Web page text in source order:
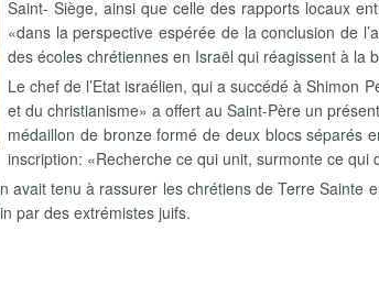
Saint- Siège, ainsi que celle des rapports locaux
«dans la perspective espérée de la conclusion de
des écoles chrétiennes en Israël qui réagissent à la
Le chef de l’Etat israélien, qui a succédé à Shimon
et du christianisme» a offert au Saint-Père un
médaillon de bronze formé de deux blocs séparés
inscription: «Recherche ce qui unit, surmonte ce qui
avait tenu à rassurer les chrétiens de Terre
par des extrémistes juifs.